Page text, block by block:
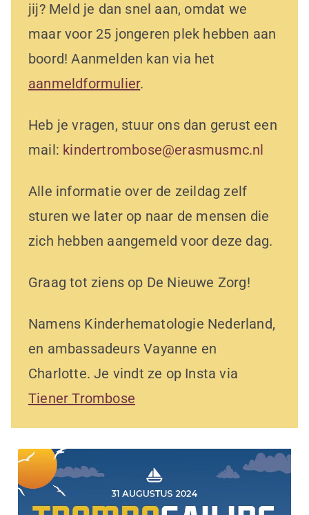
jij? Meld je dan snel aan, omdat we
maar voor 25 jongeren plek hebben aan
boord! Aanmelden kan via het
aanmeldformulier.
Heb je vragen, stuur ons dan gerust een
mail: kindertrombose@erasmusmc.nl
Alle informatie over de zeildag zelf
sturen we later op naar de mensen die
zich hebben aangemeld voor deze dag.
Graag tot ziens op De Nieuwe Zorg!
Namens Kinderhematologie Nederland,
en ambassadeurs Vayanne en
Charlotte. Je vindt ze op Insta via
Tiener Trombose